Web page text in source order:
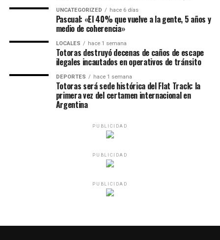
UNCATEGORIZED hace 6 días
Pascual: «El 40% que vuelve a la gente, 5 años y
medio de coherencia»
LOCALES hace 1 semana
Totoras destruyó decenas de caños de escape
ilegales incautados en operativos de tránsito
DEPORTES hace 1 semana
Totoras será sede histórica del Flat Track: la
primera vez del certamen internacional en
Argentina
PUBLICIDAD
PUBLICIDAD
PUBLICIDAD